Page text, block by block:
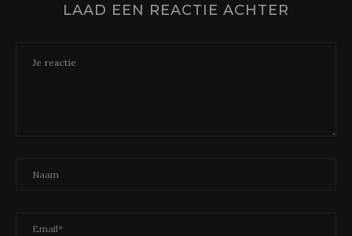
LAAD EEN REACTIE ACHTER